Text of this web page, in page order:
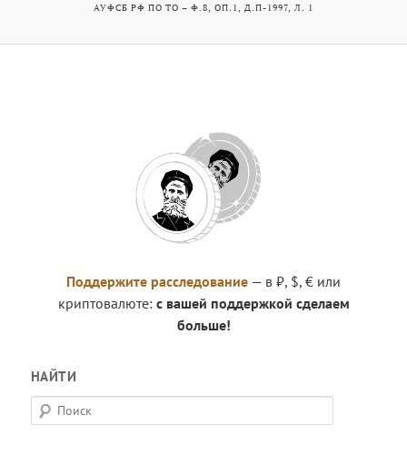
АУФСБ РФ ПО ТО – Ф.8, ОП.1, Д.П-1997, Л. 1
Поддержите расследование — в ₽, $, € или
криптовалюте: с вашей поддержкой сделаем
больше!
НАЙТИ
П
о